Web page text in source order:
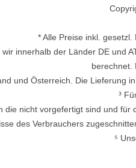
* Alle Preise inkl.
innerhalb der Länder DE und
berechnet.
und Österreich. Die Lieferung
³
die nicht vorgefertigt sind und
des Verbrauchers
⁵